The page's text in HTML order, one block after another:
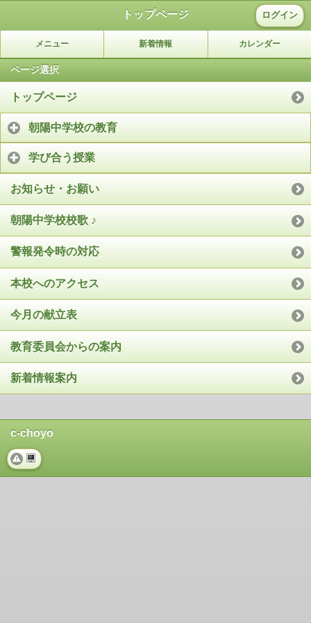
トップページ ログイン
メニュー 新着情報 カレンダー
ページ選択
トップページ
朝陽中学校の教育
学び合う授業
お知らせ・お願い
朝陽中学校校歌 ♪
警報発令時の対応
本校へのアクセス
今月の献立表
教育委員会からの案内
新着情報案内
c-choyo